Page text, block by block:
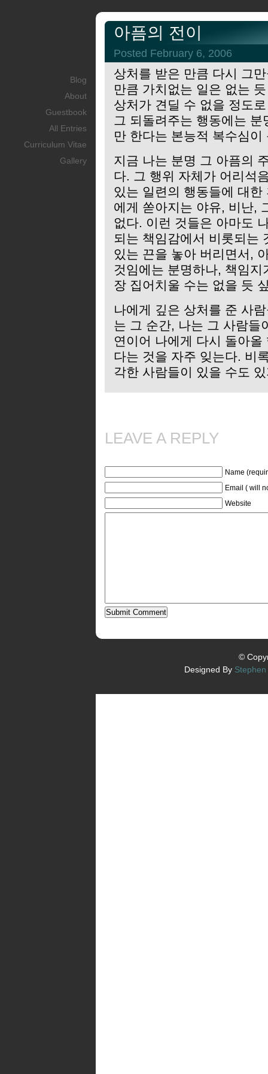
Blog
About
Guestbook
All Entries
Curriculum Vitae
Gallery
아픔의 전이
Posted February 6, 2006
상처를 받은 만큼 다시 그
만큼 가치없는 일은 없는
상처가 견딜 수 없을 정도
그 되돌려주는 행동에는
만 한다는 본능적 복수심
지금 나는 분명 그 아픔의
다. 그 행위 자체가 어리석
있는 일련의 행동들에 대
에게 쏟아지는 야유, 비난,
없다. 이런 것들은 아마도
되는 책임감에서 비롯되는
있는 끈을 놓아 버리면서,
것임에는 분명하나, 책임
장 집어치울 수는 없을 듯
나에게 깊은 상처를 준 사
는 그 순간, 나는 그 사람들
연이어 나에게 다시 돌아
다는 것을 자주 잊는다. 비
각한 사람들이 있을 수도
LEAVE A REPLY
Name
Email ( will
Website
©
Designed By